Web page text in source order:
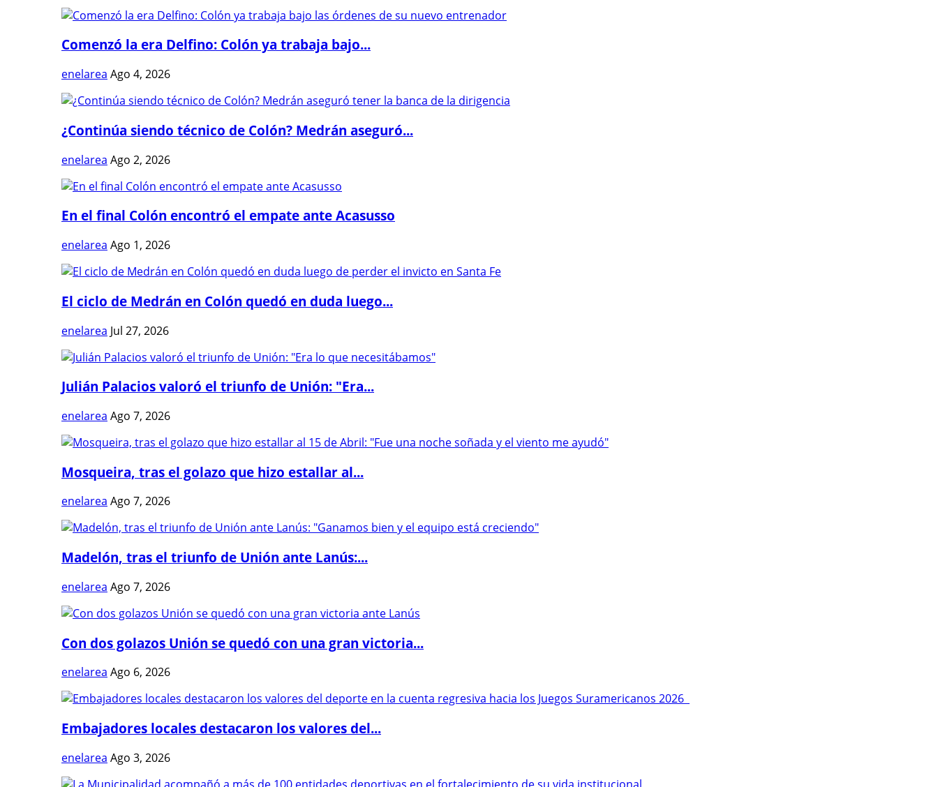
Comenzó la era Delfino: Colón ya trabaja bajo...
enelarea Ago 4, 2026
¿Continúa siendo técnico de Colón? Medrán aseguró...
enelarea Ago 2, 2026
En el final Colón encontró el empate ante Acasusso
enelarea Ago 1, 2026
El ciclo de Medrán en Colón quedó en duda luego...
enelarea Jul 27, 2026
Julián Palacios valoró el triunfo de Unión: "Era...
enelarea Ago 7, 2026
Mosqueira, tras el golazo que hizo estallar al...
enelarea Ago 7, 2026
Madelón, tras el triunfo de Unión ante Lanús:...
enelarea Ago 7, 2026
Con dos golazos Unión se quedó con una gran victoria...
enelarea Ago 6, 2026
Embajadores locales destacaron los valores del...
enelarea Ago 3, 2026